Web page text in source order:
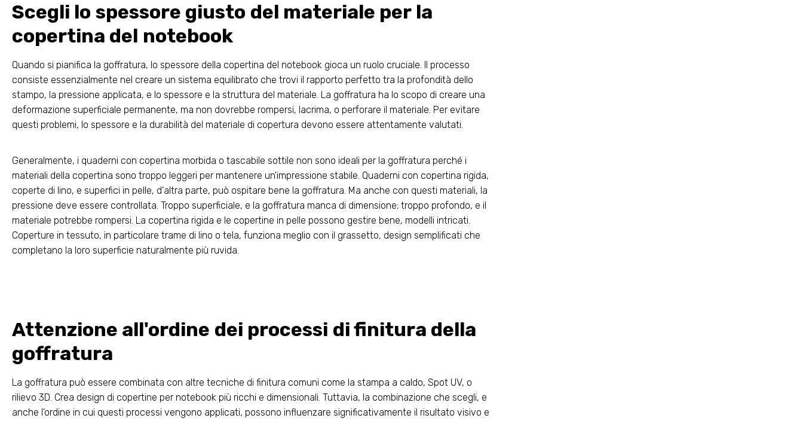
Scegli lo spessore giusto del materiale per la
copertina del notebook
Quando si pianifica la goffratura, lo spessore della copertina del notebook gioca un ruolo cruciale. Il processo
consiste essenzialmente nel creare un sistema equilibrato che trovi il rapporto perfetto tra la profondità dello
stampo, la pressione applicata, e lo spessore e la struttura del materiale. La goffratura ha lo scopo di creare una
deformazione superficiale permanente, ma non dovrebbe rompersi, lacrima, o perforare il materiale. Per evitare
questi problemi, lo spessore e la durabilità del materiale di copertura devono essere attentamente valutati.
Generalmente, i quaderni con copertina morbida o tascabile sottile non sono ideali per la goffratura perché i
materiali della copertina sono troppo leggeri per mantenere un'impressione stabile. Quaderni con copertina rigida,
coperte di lino, e superfici in pelle, d'altra parte, può ospitare bene la goffratura. Ma anche con questi materiali, la
pressione deve essere controllata. Troppo superficiale, e la goffratura manca di dimensione; troppo profondo, e il
materiale potrebbe rompersi. La copertina rigida e le copertine in pelle possono gestire bene, modelli intricati.
Coperture in tessuto, in particolare trame di lino o tela, funziona meglio con il grassetto, design semplificati che
completano la loro superficie naturalmente più ruvida.
Attenzione all'ordine dei processi di finitura della
goffratura
La goffratura può essere combinata con altre tecniche di finitura comuni come la stampa a caldo, Spot UV, o
rilievo 3D. Crea design di copertine per notebook più ricchi e dimensionali. Tuttavia, la combinazione che scegli, e
anche l'ordine in cui questi processi vengono applicati, possono influenzare significativamente il risultato visivo e